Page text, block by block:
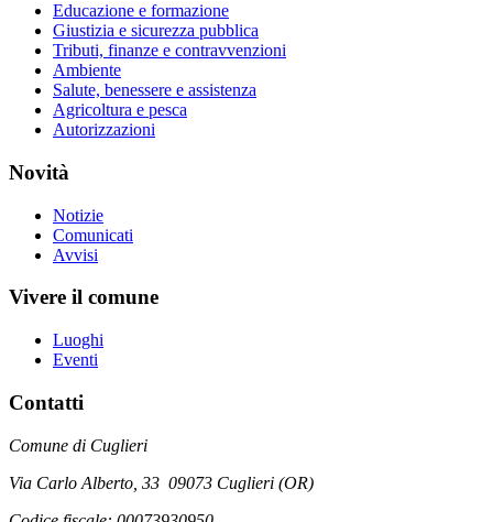
Educazione e formazione
Giustizia e sicurezza pubblica
Tributi, finanze e contravvenzioni
Ambiente
Salute, benessere e assistenza
Agricoltura e pesca
Autorizzazioni
Novità
Notizie
Comunicati
Avvisi
Vivere il comune
Luoghi
Eventi
Contatti
Comune di Cuglieri
Via Carlo Alberto, 33 09073 Cuglieri (OR)